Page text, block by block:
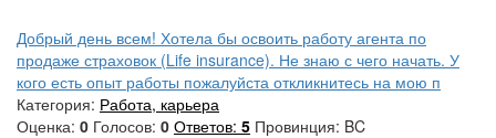
Добрый день всем! Хотела бы освоить работу агента по
продаже страховок (Life insurance). Не знаю с чего начать. У
кого есть опыт работы пожалуйста откликнитесь на мою п
Категория: Работа, карьера
Оценка: 0 Голосов: 0 Ответов: 5 Провинция: BC